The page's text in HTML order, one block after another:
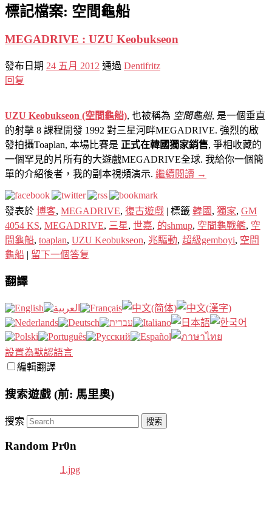
標記檔案: 空間龜船
MEGADRIVE : UZU Keobukseon
發布日期 24 五月 2012 通過 Dentifritz
回复
UZU Keobukseon (空間龜船), 也被稱為 空間龜船, 是一個垂直
的射擊 8 課程開發 1992 對三星河畔MEGADRIVE. 強烈的啟
發拍攝Toaplan, 本場比賽是 正式在韓國獨家銷售, 爭相收藏的
一個罕見的片所有的大遊戲MEGADRIVE全球. 我給你一個簡
單的介紹後者，我的副本視頻演示. 繼續閱讀 →
發表於 博客, MEGADRIVE, 復古遊戲 | 標籤 韓國 , 獨家, GM
4054 KS, MEGADRIVE, 三星, 世嘉, 的shmup, 空間龜戰艦, 空
間龜船, toaplan, UZU Keobukseon, 兆驅動, 超級gemboyi, 空間
龜船 | 留下一個答复
翻譯
設置為默認語言
編輯翻譯
搜索遊戲 (前: 馬里奧)
搜索
Random Pr0n